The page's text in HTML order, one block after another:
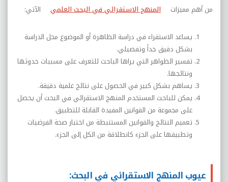
من أهم مميزات المنهج الاستقرائي في البحث العلمي الآتي:
يساعد الاستقراء في دراسة الظاهرة أو الموضوع محل الدراسة
بشكل دقيق جداً وتفصيلي.
تفسير الظواهر التي يراها الباحث للتعرف على مسببات حدوثها
ونتائجها.
يساهم بشكل كبير في الحصول على نتائج علمية دقيقة.
يمكن للباحث المستخدم المنهج الاستقرائي في البحث أن يحصل
على مجموعة من القوانين المفيدة القابلة للتطبيق.
تعميم النتائج والقوانين المستنبطة من اختبار صحة الفرضيات
وتطبيقها على الجزء كانطلاقة من الكل إلى الجزء.
عيوب المنهج الاستقرائي في البحث: